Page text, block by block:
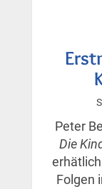
Peter
Die
Folgen